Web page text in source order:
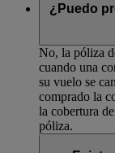
¿Puedo
No, la póliza
cuando una
su vuelo se
comprado la
la cobertura
póliza.